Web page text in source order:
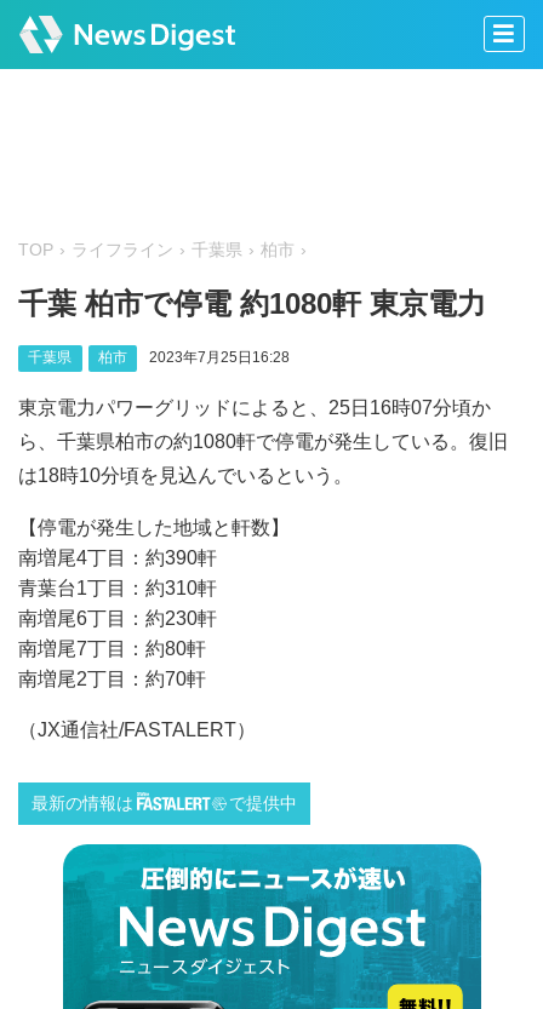
TOP ライフライン 千葉県 柏市
千葉 柏市で停電 約1080軒 東京電力
千葉県 柏市 2023年7月25日16:28
東京電力パワーグリッドによると、25日16時07分頃か
ら、千葉県柏市の約1080軒で停電が発生している。復旧
は18時10分頃を見込んでいるという。
【停電が発生した地域と軒数】
南増尾4丁目：約390軒
青葉台1丁目：約310軒
南増尾6丁目：約230軒
南増尾7丁目：約80軒
南増尾2丁目：約70軒
（JX通信社/FASTALERT）
最新の情報は で提供中